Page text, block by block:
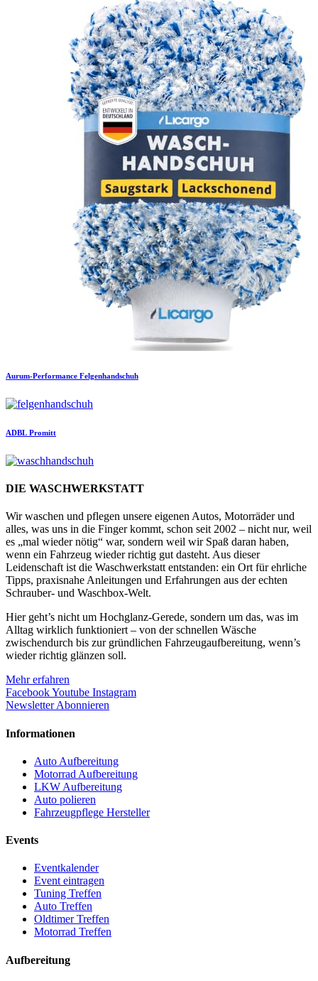
Aurum-Performance Felgenhandschuh
ADBL Promitt
DIE WASCHWERKSTATT
Wir waschen und pflegen unsere eigenen Autos, Motorräder und
alles, was uns in die Finger kommt, schon seit 2002 – nicht nur, weil
es „mal wieder nötig“ war, sondern weil wir Spaß daran haben,
wenn ein Fahrzeug wieder richtig gut dasteht. Aus dieser
Leidenschaft ist die Waschwerkstatt entstanden: ein Ort für ehrliche
Tipps, praxisnahe Anleitungen und Erfahrungen aus der echten
Schrauber- und Waschbox-Welt.
Hier geht’s nicht um Hochglanz-Gerede, sondern um das, was im
Alltag wirklich funktioniert – von der schnellen Wäsche
zwischendurch bis zur gründlichen Fahrzeugaufbereitung, wenn’s
wieder richtig glänzen soll.
Mehr erfahren
FacebookYoutube Instagram
Newsletter Abonnieren
Informationen
Auto Aufbereitung
Motorrad Aufbereitung
LKW Aufbereitung
Auto polieren
Fahrzeugpflege Hersteller
Events
Eventkalender
Event eintragen
Tuning Treffen
Auto Treffen
Oldtimer Treffen
Motorrad Treffen
Aufbereitung